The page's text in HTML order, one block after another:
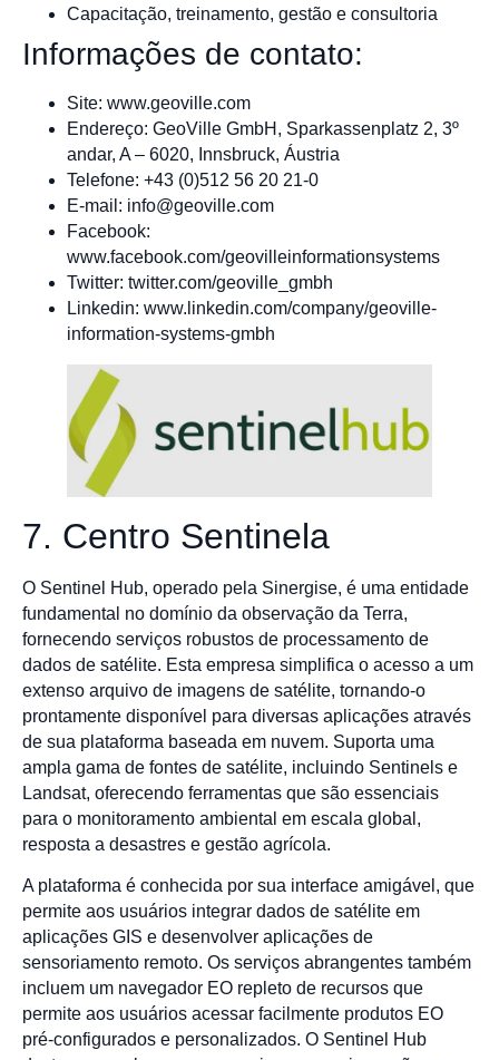
Capacitação, treinamento, gestão e consultoria
Informações de contato:
Site: www.geoville.com
Endereço: GeoVille GmbH, Sparkassenplatz 2, 3º
andar, A – 6020, Innsbruck, Áustria
Telefone: +43 (0)512 56 20 21-0
E-mail: info@geoville.com
Facebook:
www.facebook.com/geovilleinformationsystems
Twitter: twitter.com/geoville_gmbh
Linkedin: www.linkedin.com/company/geoville-
information-systems-gmbh
7. Centro Sentinela
O Sentinel Hub, operado pela Sinergise, é uma entidade
fundamental no domínio da observação da Terra,
fornecendo serviços robustos de processamento de
dados de satélite. Esta empresa simplifica o acesso a um
extenso arquivo de imagens de satélite, tornando-o
prontamente disponível para diversas aplicações através
de sua plataforma baseada em nuvem. Suporta uma
ampla gama de fontes de satélite, incluindo Sentinels e
Landsat, oferecendo ferramentas que são essenciais
para o monitoramento ambiental em escala global,
resposta a desastres e gestão agrícola.
A plataforma é conhecida por sua interface amigável, que
permite aos usuários integrar dados de satélite em
aplicações GIS e desenvolver aplicações de
sensoriamento remoto. Os serviços abrangentes também
incluem um navegador EO repleto de recursos que
permite aos usuários acessar facilmente produtos EO
pré-configurados e personalizados. O Sentinel Hub